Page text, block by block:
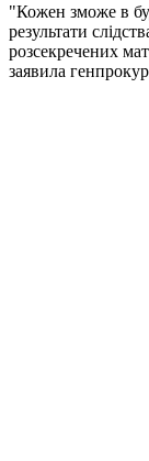
"Кожен зможе в
результати
розсекречених
заявила